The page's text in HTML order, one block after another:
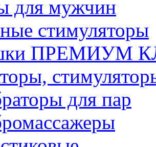
для мужчин
стимуляторы
ПРЕМИУМ
для пар